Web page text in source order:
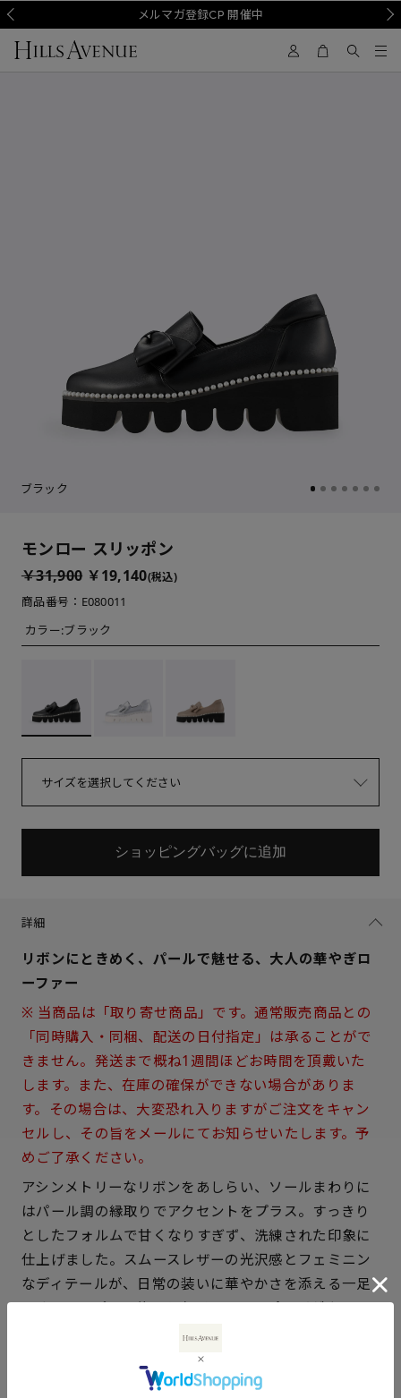
メルマガ登録CP 開催中
ブラック
モンロー スリッポン
￥31,900 ￥19,140(税込)
商品番号：E080011
カラー:ブラック
サイズを選択してください
サイズを選択してください
21.5cm × 在庫なし
22cm × 在庫なし
× 在庫なし
ショッピングバッグに追加
詳細
リボンにときめく、パールで魅せる、大人の華やぎロ
ーファー
※ 当商品は「取り寄せ商品」です。通常販売商品との
「同時購入・同梱、配送の日付指定」は承ることがで
きません。発送まで概ね1週間ほどお時間を頂戴いた
します。また、在庫の確保ができない場合がありま
す。その場合は、大変恐れ入りますがご注文をキャン
セルし、その旨をメールにてお知らせいたします。予
めご了承ください。
アシンメトリーなリボンをあしらい、ソールまわりに
はパール調の縁取りでアクセントをプラス。すっきり
としたフォルムで甘くなりすぎず、洗練された印象に
仕上げました。スムースレザーの光沢感とフェミニン
なディテールが、日常の装いに華やかさを添える一足
です。アッパーに施されたインナースポンジがやさし
く足にフィットし、滑りにくいEVAソールは厚底であ
りながら驚くほど軽く、安定感があります。